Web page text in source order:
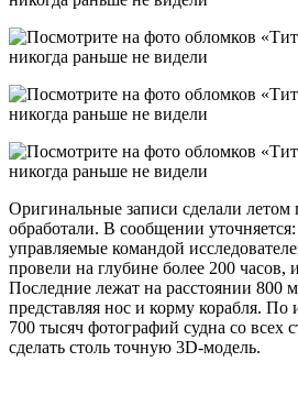
Оригинальные записи сделали летом
обработали. В сообщении
управляемые командой
провели на глубине более 200 часов,
Последние лежат на расстоянии 800
представляя нос и корму корабля. По
700 тысяч фотографий судна со всех
сделать столь точную 3D-модель.